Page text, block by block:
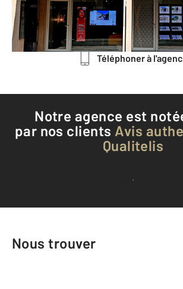
Envoyer un
Téléphoner à
Notre agence est
par nos clients Avis
Qualitelis
Voir tous les avis clients
Nous trouver